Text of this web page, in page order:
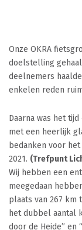
Onze OKRA
doelstelling
deelnemers
enkelen reden
Daarna was het
met een heerlijk
bedanken voor
2021. (Trefpunt
Wij hebben een
meegedaan
plaats van 267 km
het dubbel aantal
door de Heide” en